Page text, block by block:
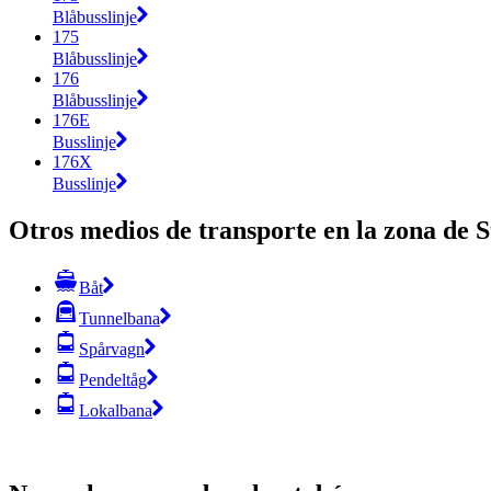
Blåbusslinje
175
Blåbusslinje
176
Blåbusslinje
176E
Busslinje
176X
Busslinje
Otros medios de transporte en la zona de
Båt
Tunnelbana
Spårvagn
Pendeltåg
Lokalbana